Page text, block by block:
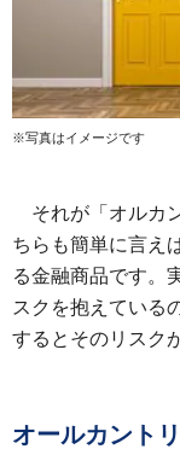
※写真はイメージです
それが「オルカ
ちらも簡単に言え
る金融商品です。
スクを抱えている
するとそのリスク
オールカント